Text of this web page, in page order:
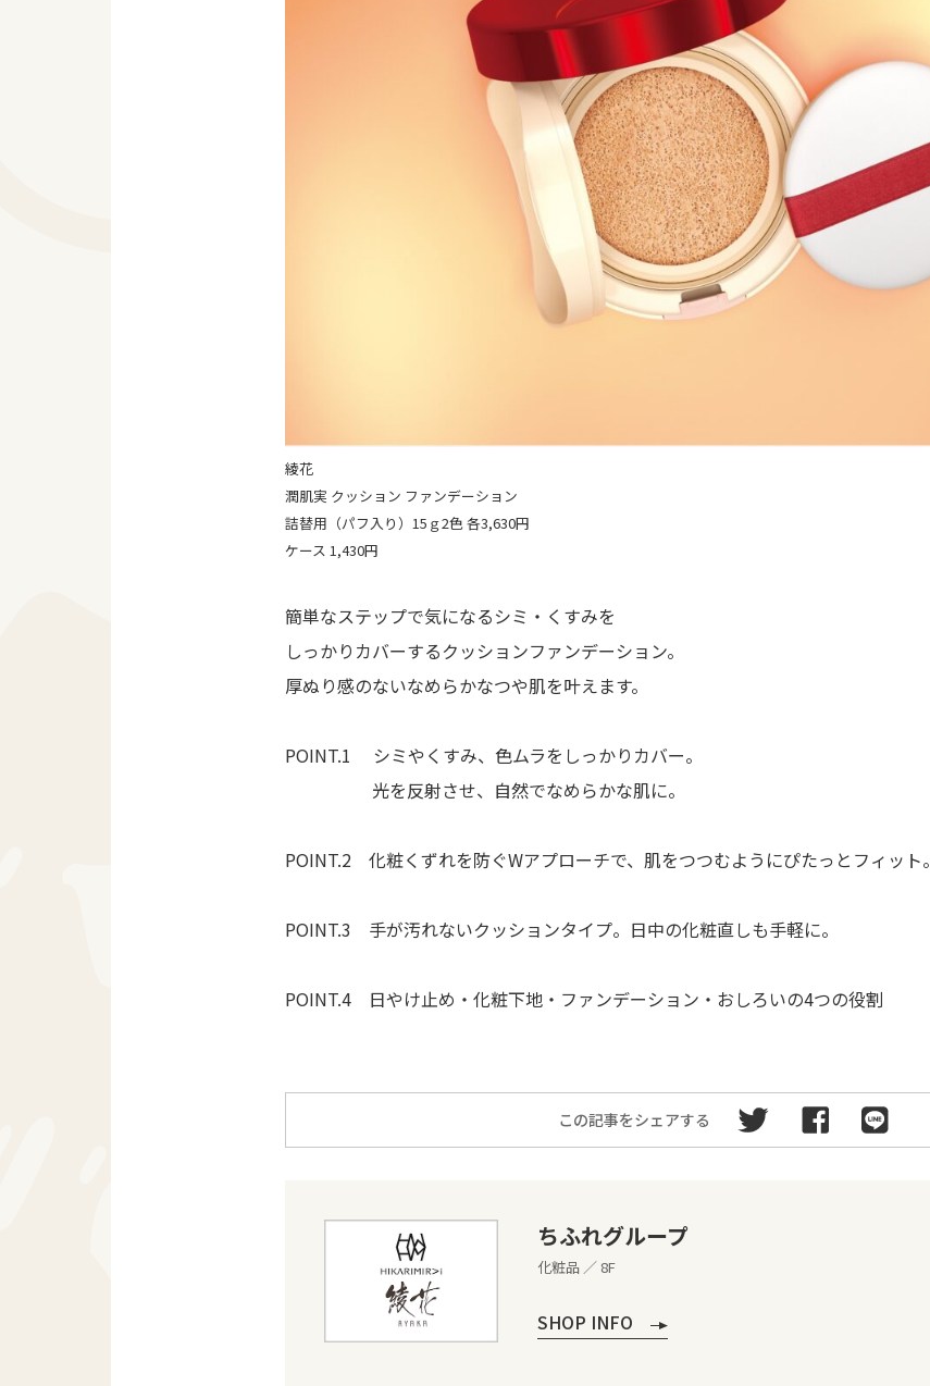
綾花
潤肌実 クッション ファンデーション
詰替用（パフ入り）15ｇ2色 各3,630円
ケース 1,430円
簡単なステップで気になるシミ・くすみを
しっかりカバーするクッションファンデーション。
厚ぬり感のないなめらかなつや肌を叶えます。
POINT.1 シミやくすみ、色ムラをしっかりカバー。
光を反射させ、自然でなめらかな肌に。
POINT.2 化粧くずれを防ぐWアプローチで、肌をつつむようにぴたっとフィット。
POINT.3 手が汚れないクッションタイプ。日中の化粧直しも手軽に。
POINT.4 日やけ止め・化粧下地・ファンデーション・おしろいの4つの役割
この記事をシェアする
ちふれグループ
化粧品 ／ 8F
SHOP INFO